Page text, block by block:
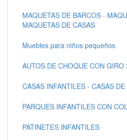
MAQUETAS DE BARCOS -
MAQUETAS DE CASAS
Muebles para niños pequeños
AUTOS DE CHOQUE CON GIRO
CASAS INFANTILES - CASAS
PARQUES INFANTILES CON
PATINETES INFANTILES